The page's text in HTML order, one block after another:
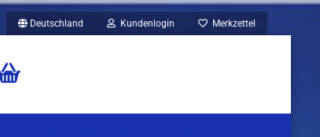
Deutschland Kundenlogin Merkzettel